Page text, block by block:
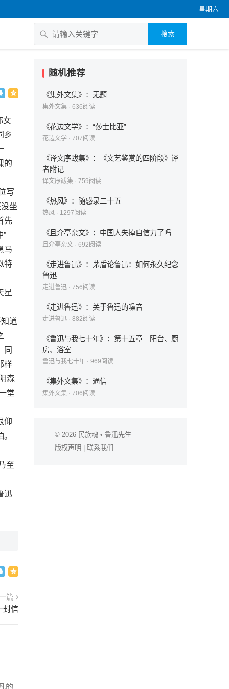
星期六
搜索
女
乡
的
写
坐
先
”
马
特
星
道
同
样
森
堂
仰
至
迅
篇
封信
的
随机推荐
《集外文集》：无题
集外文集 · 636阅读
《花边文学》：“莎士比亚”
花边文学 · 707阅读
《译文序跋集》：《文艺鉴赏的四阶段》译
者附记
译文序跋集 · 759阅读
《热风》：随感录二十五
热风 · 1297阅读
《且介亭杂文》：中国人失掉自信力了吗
且介亭杂文 · 692阅读
《走进鲁迅》：茅盾论鲁迅：如何永久纪念
鲁迅
走进鲁迅 · 756阅读
《走进鲁迅》：关于鲁迅的噪音
走进鲁迅 · 882阅读
《鲁迅与我七十年》：第十五章 阳台、厨
房、浴室
鲁迅与我七十年 · 969阅读
《集外文集》：通信
集外文集 · 706阅读
© 2026 民族魂 • 鲁迅先生
版权声明
联系我们